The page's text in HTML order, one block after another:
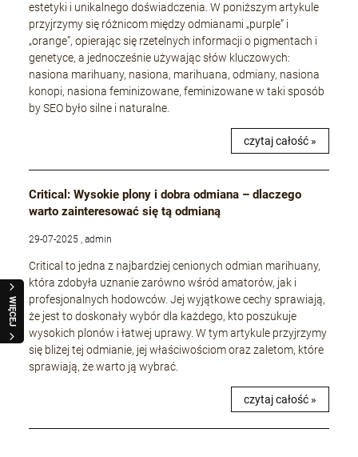
WIĘCEJ
estetyki i unikalnego doświadczenia. W poniższym artykule
przyjrzymy się różnicom między odmianami „purple” i
„orange”, opierając się rzetelnych informacji o pigmentach i
genetyce, a jednocześnie używając słów kluczowych:
nasiona marihuany, nasiona, marihuana, odmiany, nasiona
konopi, nasiona feminizowane, feminizowane w taki sposób
by SEO było silne i naturalne.
czytaj całość »
Critical: Wysokie plony i dobra odmiana – dlaczego
warto zainteresować się tą odmianą
29-07-2025 , admin
Critical to jedna z najbardziej cenionych odmian marihuany,
która zdobyła uznanie zarówno wśród amatorów, jak i
profesjonalnych hodowców. Jej wyjątkowe cechy sprawiają,
że jest to doskonały wybór dla każdego, kto poszukuje
wysokich plonów i łatwej uprawy. W tym artykule przyjrzymy
się bliżej tej odmianie, jej właściwościom oraz zaletom, które
sprawiają, że warto ją wybrać.
czytaj całość »